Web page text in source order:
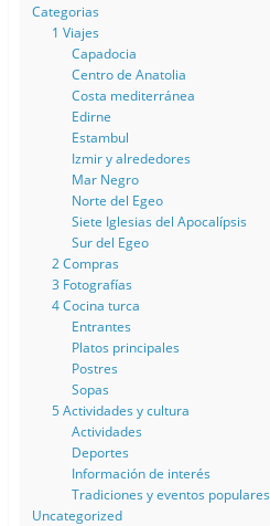
Categorias
1 Viajes
Capadocia
Centro de Anatolia
Costa mediterránea
Edirne
Estambul
Izmir y alrededores
Mar Negro
Norte del Egeo
Siete Iglesias del Apocalípsis
Sur del Egeo
2 Compras
3 Fotografías
4 Cocina turca
Entrantes
Platos principales
Postres
Sopas
5 Actividades y cultura
Actividades
Deportes
Información de interés
Tradiciones y eventos populares
Uncategorized